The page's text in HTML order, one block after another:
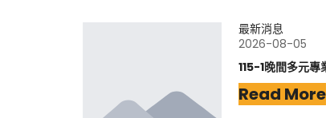
最新消息
2026-08-05
115-1晚間多元專
Read More